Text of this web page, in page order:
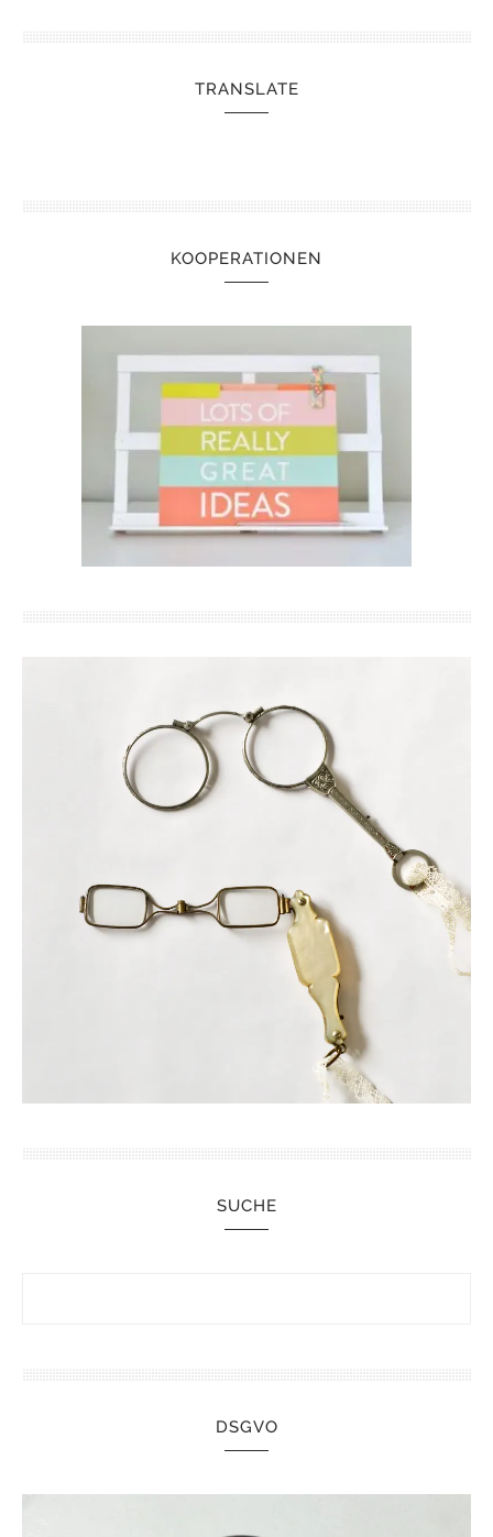
TRANSLATE
KOOPERATIONEN
SUCHE
DSGVO